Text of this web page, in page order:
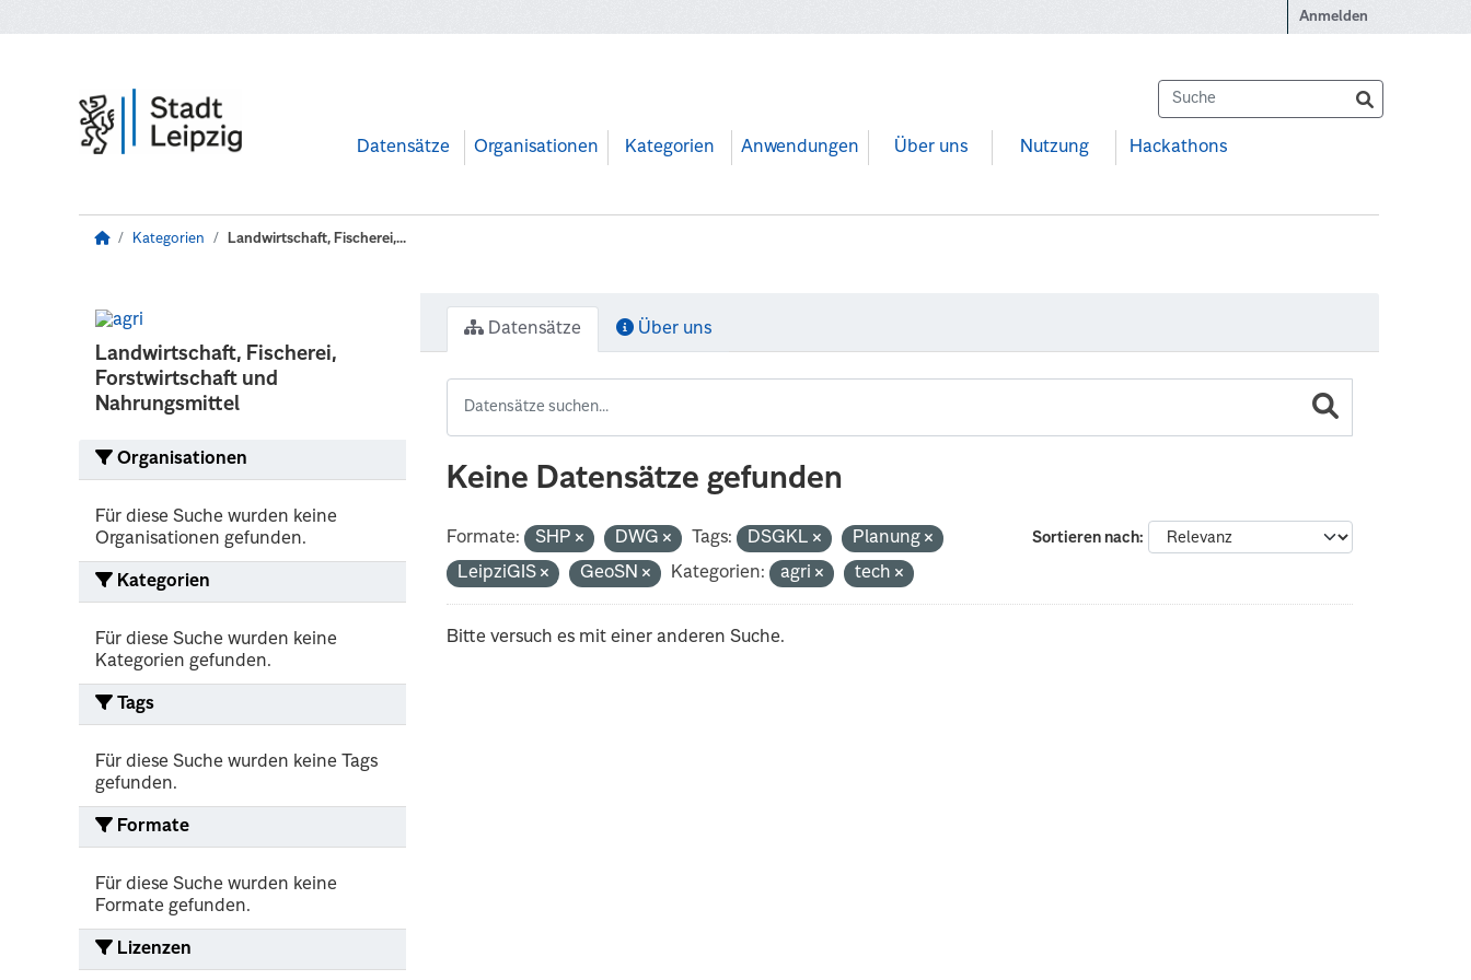
Anmelden
Datensätze Organisationen Kategorien Anwendungen Über uns Nutzung Hackathons
Kategorien Landwirtschaft, Fischerei,...
Landwirtschaft, Fischerei,
Forstwirtschaft und
Nahrungsmittel
Organisationen
Für diese Suche wurden keine
Organisationen gefunden.
Kategorien
Für diese Suche wurden keine
Kategorien gefunden.
Tags
Für diese Suche wurden keine Tags
gefunden.
Formate
Für diese Suche wurden keine
Formate gefunden.
Lizenzen
Datensätze Über uns
Keine Datensätze gefunden
Sortieren nach
Formate: SHP DWG Tags: DSGKL
Planung
LeipziGIS
GeoSN Kategorien: agri tech
Bitte versuch es mit einer anderen Suche.